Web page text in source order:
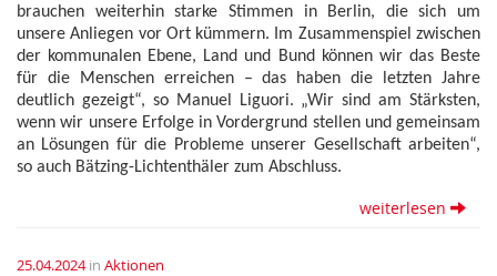
brauchen weiterhin starke Stimmen in Berlin, die sich um
unsere Anliegen vor Ort kümmern. Im Zusammenspiel zwischen
der kommunalen Ebene, Land und Bund können wir das Beste
für die Menschen erreichen – das haben die letzten Jahre
deutlich gezeigt“, so Manuel Liguori. „Wir sind am Stärksten,
wenn wir unsere Erfolge in Vordergrund stellen und gemeinsam
an Lösungen für die Probleme unserer Gesellschaft arbeiten“,
so auch Bätzing-Lichtenthäler zum Abschluss.
weiterlesen
25.04.2024 in Aktionen